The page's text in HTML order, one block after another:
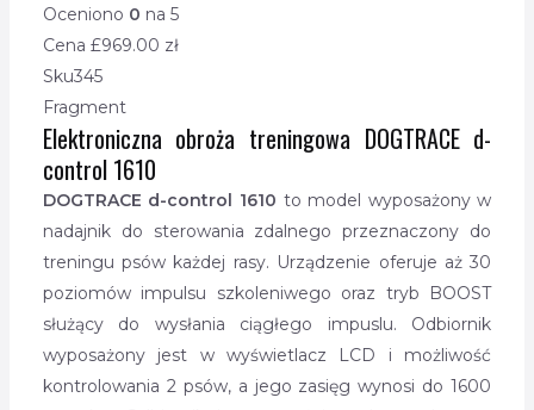
Oceniono 0 na 5
Cena £969.00 zł
Sku345
Fragment
Elektroniczna obroża treningowa DOGTRACE d-
control 1610
DOGTRACE d-control 1610 to model wyposażony w
nadajnik do sterowania zdalnego przeznaczony do
treningu psów każdej rasy. Urządzenie oferuje aż 30
poziomów impulsu szkoleniwego oraz tryb BOOST
służący do wysłania ciągłego impuslu. Odbiornik
wyposażony jest w wyświetlacz LCD i możliwość
kontrolowania 2 psów, a jego zasięg wynosi do 1600